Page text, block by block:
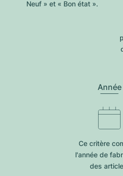
Neuf » et « Bon état ».
Année
Ce critère
l'année de
des